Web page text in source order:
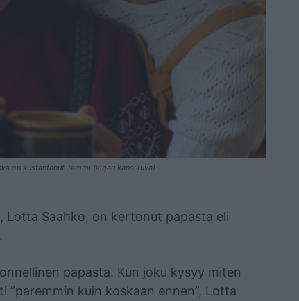
on kustantanut Tammi (kirjan kansikuva)
Saahko, on kertonut papasta eli
papasta. Kun joku kysyy miten
”paremmin kuin koskaan ennen”, Lotta